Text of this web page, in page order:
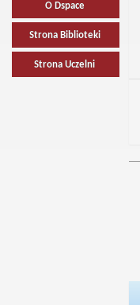
O Dspace
Strona Biblioteki
Strona Uczelni